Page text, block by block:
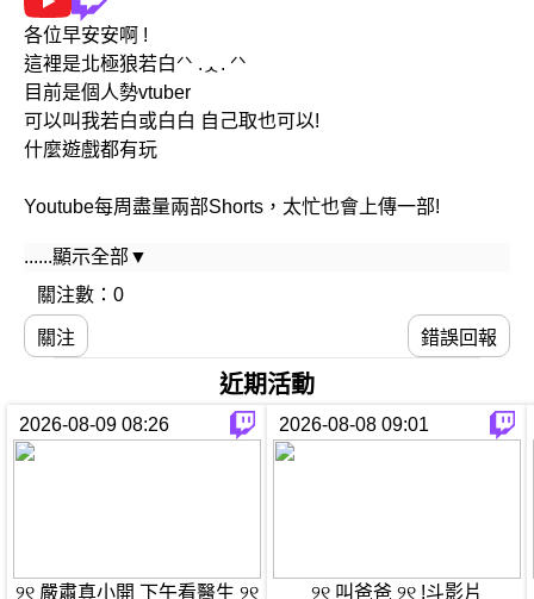
各位早安安啊 !
這裡是北極狼若白ᐟᐠ .ᆺ. ᐟᐠ
目前是個人勢vtuber
可以叫我若白或白白 自己取也可以!
什麼遊戲都有玩
Youtube每周盡量兩部Shorts，太忙也會上傳一部!
歡迎多來圖奇跟我互動 只要有看到我都會回的
努力記住每一個有緣份的你/妳的名字♡
......顯示全部▼
關注數：0
關注 錯誤回報
近期活動
2026-08-09 08:26
୨୧ 嚴肅真小開 下午看醫生 ୨୧
2026-08-08 09:01
୨୧ 叫爸爸 ୨୧ !斗影片